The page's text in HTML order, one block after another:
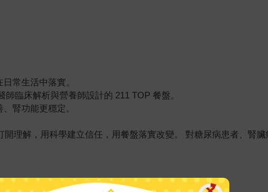
常生活中落實。
臨床解析與營養師設計的 211 TOP 餐盤。
腎功能更穩定。
理解，用科學建立信任，用餐盤落實改變。 對糖尿病患者、腎